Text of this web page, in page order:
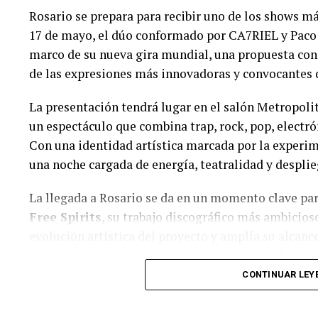
Rosario se prepara para recibir uno de los shows
17 de mayo, el dúo conformado por CA7RIELy
marco de su nueva gira mundial, una propuesta
de las expresiones más innovadoras y
La presentación tendrá lugar en el salón
un espectáculo que combina trap, rock, pop,
Con una identidad artística marcada por la
una noche cargada de energía, teatralidad y
La llegada a Rosario se da en un momento clave
Free Spirits, su trabajo discográfico más
peso, entre ellas participaciones de figuras
En los últimos años, CA7RIEL y Paco Amoroso
CONTINUAR